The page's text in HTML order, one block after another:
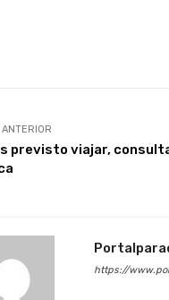
previsto viajar,
https://